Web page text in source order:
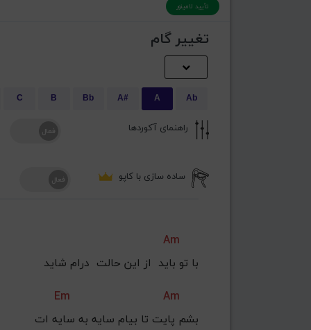
تأیید لامینور
تغییر گام
Ab
A
A#
Bb
B
C
راهنمای آکوردها
ساده سازی با کاپو
Am
با تو باید  از این حالت  درام شاید
Em
Am
بشم پایت تا بیام سایه به سایه ات